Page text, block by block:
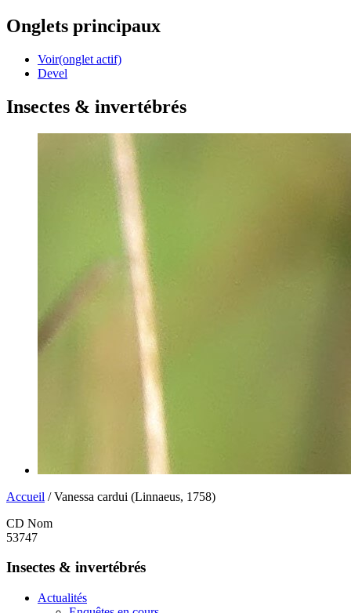
Onglets principaux
Voir(onglet actif)
Devel
Insectes & invertébrés
Accueil / Vanessa cardui (Linnaeus, 1758)
CD Nom
53747
Insectes & invertébrés
Actualités